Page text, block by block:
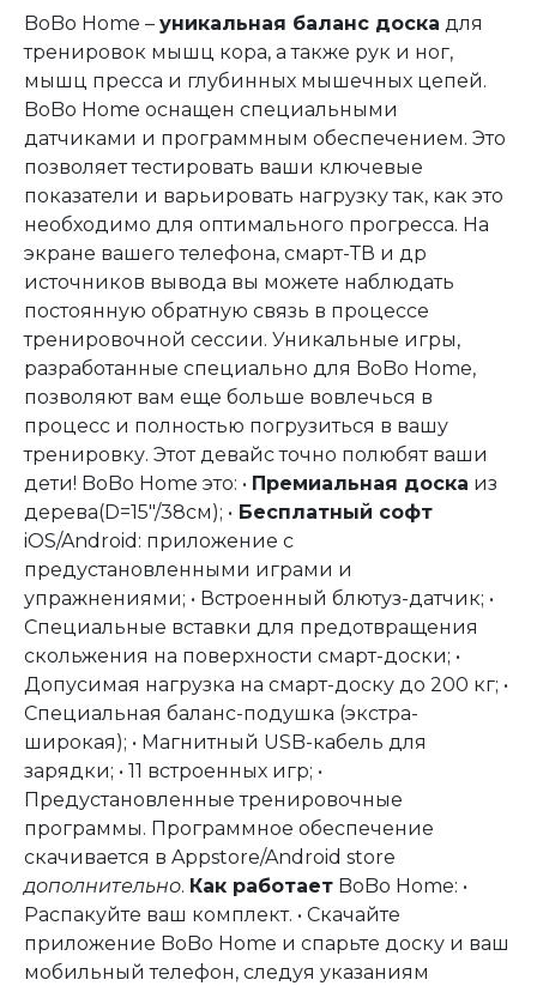
BoBo Home – уникальная баланс доска для
тренировок мышц кора, а также рук и ног,
мышц пресса и глубинных мышечных цепей.
BoBo Home оснащен специальными
датчиками и программным обеспечением. Это
позволяет тестировать ваши ключевые
показатели и варьировать нагрузку так, как это
необходимо для оптимального прогресса. На
экране вашего телефона, смарт-ТВ и др
источников вывода вы можете наблюдать
постоянную обратную связь в процессе
тренировочной сессии. Уникальные игры,
разработанные специально для BoBo Home,
позволяют вам еще больше вовлечься в
процесс и полностью погрузиться в вашу
тренировку. Этот девайс точно полюбят ваши
дети! BoBo Home это: • Премиальная доска из
дерева(D=15″/38см); • Бесплатный софт
iOS/Android: приложение с
предустановленными играми и
упражнениями; • Встроенный блютуз-датчик; •
Специальные вставки для предотвращения
скольжения на поверхности смарт-доски; •
Допусимая нагрузка на смарт-доску до 200 кг; •
Специальная баланс-подушка (экстра-
широкая); • Магнитный USB-кабель для
зарядки; • 11 встроенных игр; •
Предустановленные тренировочные
программы. Программное обеспечение
скачивается в Appstore/Android store
дополнительно. Как работает BoBo Home: •
Распакуйте ваш комплект. • Скачайте
приложение BoBo Home и спарьте доску и ваш
мобильный телефон, следуя указаниям